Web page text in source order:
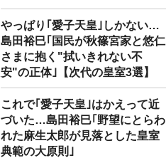
やっぱり｢愛子天皇｣しかない…
島田裕巳｢国民が秋篠宮家と悠仁
さまに抱く"拭いきれない不
安"の正体｣【次代の皇室3選】
これで｢愛子天皇｣はかえって近
づいた…島田裕巳｢野望にとらわ
れた麻生太郎が見落とした皇室
典範の大原則｣